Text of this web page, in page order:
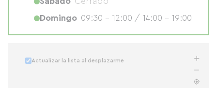
Actualizar la lista al desplazarme
Domingo 09:30 - 12:00 / 14:00 - 19:00